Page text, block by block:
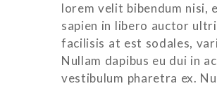
lorem velit bibendum nisi,
sapien in libero auctor
facilisis at est sodales,
Nullam dapibus eu dui in
vestibulum pharetra ex.